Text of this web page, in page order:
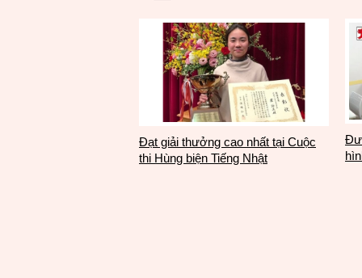
Đạt giải thưởng cao nhất tại Cuộc
thi Hùng biện Tiếng Nhật